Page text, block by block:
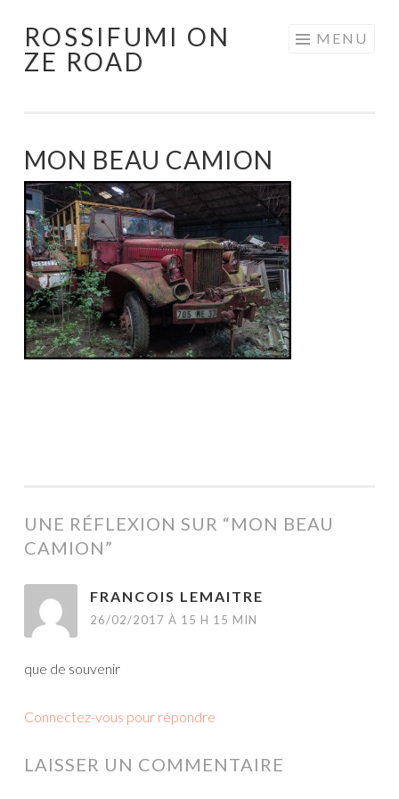
Aller
au
ROSSIFUMI ON
ZE ROAD
MENU
MON BEAU CAMION
UNE RÉFLEXION SUR “MON BEAU
CAMION”
FRANCOIS LEMAITRE
26/02/2017 À 15 H 15 MIN
que de souvenir
Connectez-vous pour répondre
LAISSER UN COMMENTAIRE